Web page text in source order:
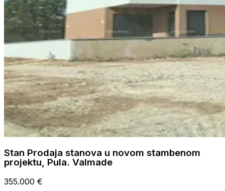
Stan Prodaja stanova u novom stambenom
projektu, Pula. Valmade
355.000 €